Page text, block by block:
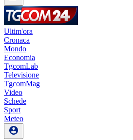
Ultim'ora
Cronaca
Mondo
Economia
TgcomLab
Televisione
TgcomMag
Video
Schede
Sport
Meteo